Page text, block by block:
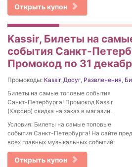
Открыть купон
Kassir, Билеты на
события Санкт-
Промокод по 31
Промокоды: Kassir, Досуг, Развлечения,
Билеты на самые топовые события
Санкт-Петербурга! Промокод Kassir
(Кассир) скидка на заказ в магазин.
Условия: Билеты на самые топовые
события Санкт-Петербурга! На сайте
всех главных музыкальных событий.
Открыть купон